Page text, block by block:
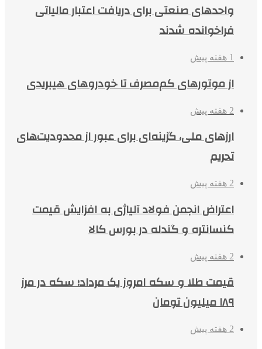
واحدهای صنعتی برای دریافت اعتبار مالیاتی
فراخوانده شدند
1 هفته پیش
از موتورهای کم‌مصرف تا خودروهای هیبریدی
2 هفته پیش
ارزهای ملی، گزینه‌ای برای عبور از محدودیت‌های
تحریم
2 هفته پیش
اعتراض انجمن فولاد آلیاژی به افزایش قیمت
کنسانتره و گندله در بورس کالا
2 هفته پیش
قیمت طلا و سکه امروز یک مرداد؛ سکه در مرز
۱۸۹ میلیون تومان
2 هفته پیش